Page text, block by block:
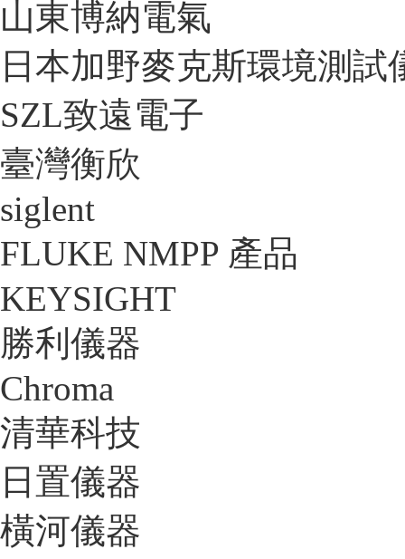
山東博納電氣
日本加野麥克斯環境測試
SZL致遠電子
臺灣衡欣
siglent
FLUKE NMPP 產品
KEYSIGHT
勝利儀器
Chroma
清華科技
日置儀器
橫河儀器